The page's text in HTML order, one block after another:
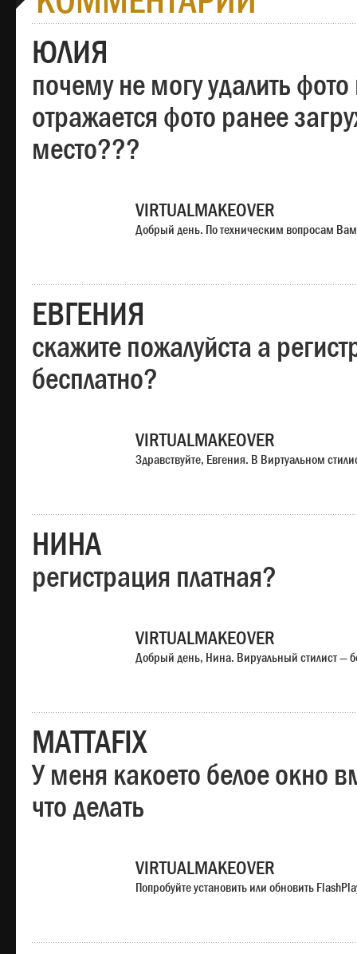
ЮЛИЯ
почему не могу удалить
отражается фото ранее
место???
VIRTUALMAKEOVER
Добрый день. По техническим вопросам
ЕВГЕНИЯ
скажите пожалуйста а
бесплатно?
VIRTUALMAKEOVER
Здравствуйте, Евгения. В Виртуальном
НИНА
регистрация платная?
VIRTUALMAKEOVER
Добрый день, Нина. Вируальный стилист —
MATTAFIX
У меня какоето белое окно
что делать
VIRTUALMAKEOVER
Попробуйте установить или обновить